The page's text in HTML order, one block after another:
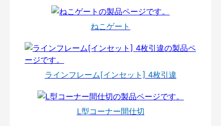
ねこゲート
ラインフレーム[インセット] 4枚引違
L型コーナー間仕切